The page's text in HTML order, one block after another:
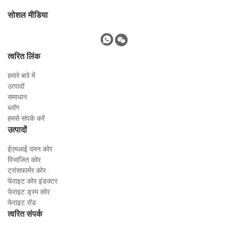
सोशल मीडिया
त्वरित लिंक
हमारे बारे में
उत्पादों
समाधान
ब्लॉग
हमसे संपर्क करें
उत्पादों
ईएमआई दमन कोर
विभाजित कोर
ट्रांसफार्मर कोर
फेराइट कोर इंडक्टर
फेराइट ड्रम कोर
फेराइट रॉड
त्वरित संपर्क